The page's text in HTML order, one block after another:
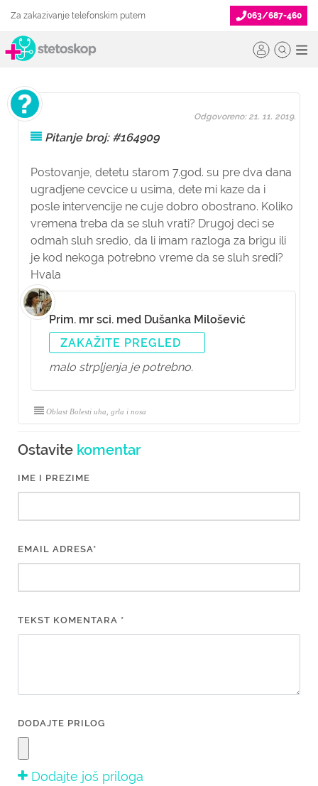
Za zakazivanje telefonskim putem 063/687-460
Pitanje broj: #164909
Postovanje, detetu starom 7.god. su pre dva dana
ugradjene cevcice u usima, dete mi kaze da i
posle intervencije ne cuje dobro obostrano. Koliko
vremena treba da se sluh vrati? Drugoj deci se
odmah sluh sredio, da li imam razloga za brigu ili
je kod nekoga potrebno vreme da se sluh sredi?
Hvala
Odgovoreno: 21. 11. 2019.
Prim. mr sci. med Dušanka Milošević
ZAKAŽITE PREGLED
malo strpljenja je potrebno.
Oblast Bolesti uha, grla i nosa
Ostavite komentar
IME I PREZIME
EMAIL ADRESA*
TEKST KOMENTARA *
DODAJTE PRILOG
Dodajte još priloga